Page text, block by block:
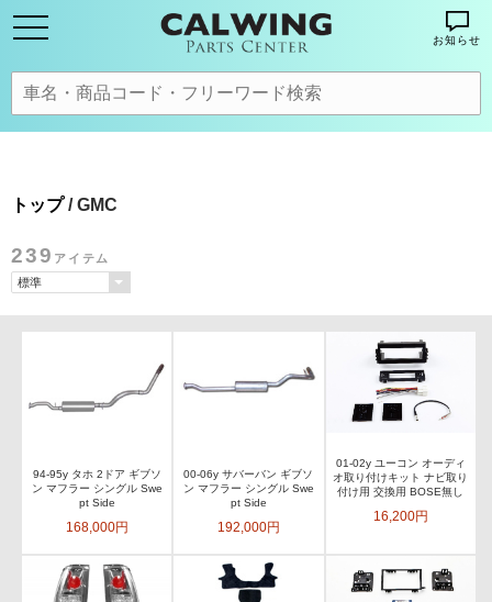
お知らせ
トップ/ GMC
239 アイテム
94-95y タホ 2ドア ギブソ
ン マフラー シングル Swe
pt Side
168,000円
00-06y サバーバン ギブソ
ン マフラー シングル Swe
pt Side
192,000円
01-02y ユーコン オーディ
オ取り付けキット ナビ取り
付け用 交換用 BOSE無し
16,200円